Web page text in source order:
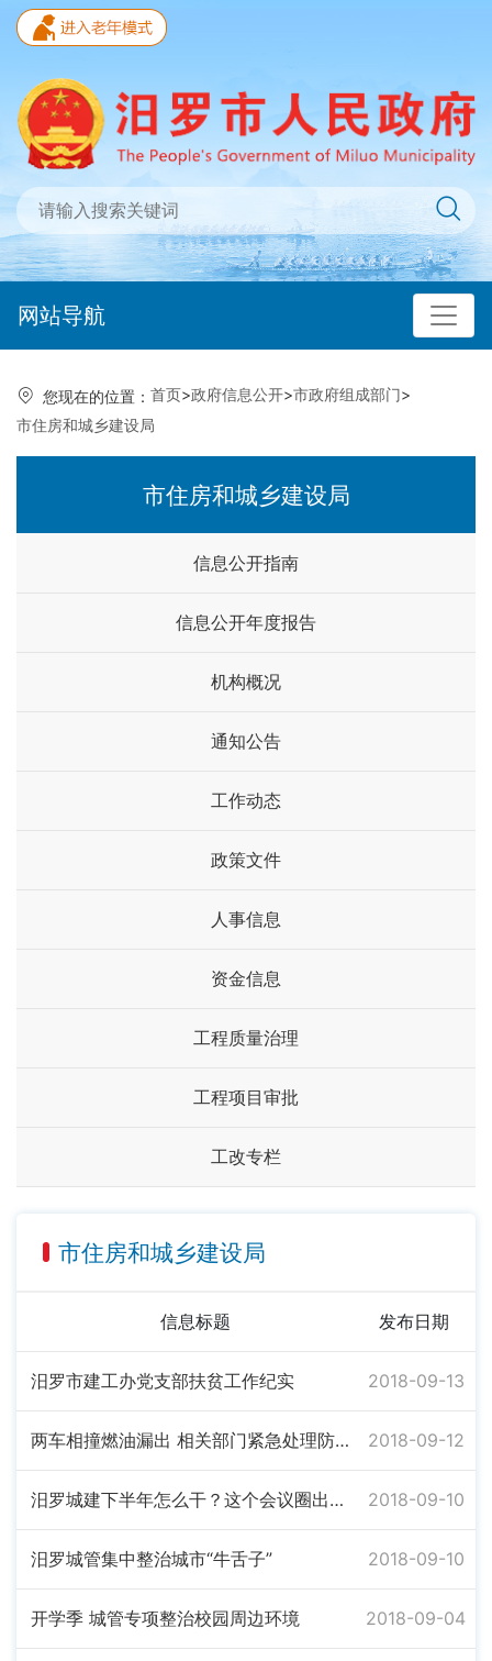
网站导航
您现在的位置： 首页>政府信息公开>市政府组成部门>
市住房和城乡建设局
市住房和城乡建设局
信息公开指南
信息公开年度报告
机构概况
通知公告
工作动态
政策文件
人事信息
资金信息
工程质量治理
工程项目审批
工改专栏
市住房和城乡建设局
信息标题 发布日期
汨罗市建工办党支部扶贫工作纪实 2018-09-13
两车相撞燃油漏出 相关部门紧急处理防次生事故 2018-09-12
汨罗城建下半年怎么干？这个会议圈出了重点！ 2018-09-10
汨罗城管集中整治城市“牛舌子” 2018-09-10
开学季 城管专项整治校园周边环境 2018-09-04